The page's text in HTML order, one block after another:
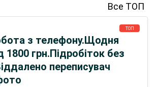
Все ТОП
ТОП
з телефону.Щодня
1800 грн.Підробіток без
переписувач